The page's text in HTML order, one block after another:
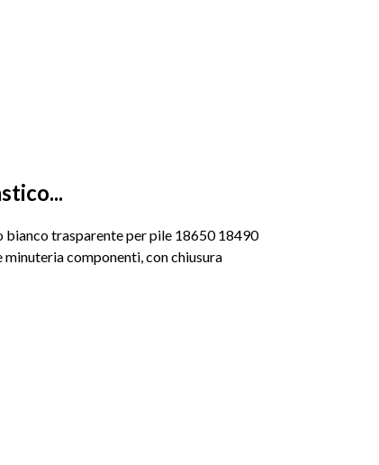
trasparente per pile 18650 18490
componenti, con chiusura